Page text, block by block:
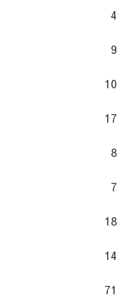
4
9
10
17
8
7
18
14
71